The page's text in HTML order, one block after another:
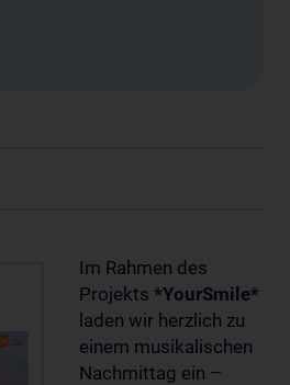
Im Rahmen des
Projekts *YourSmile*
laden wir herzlich zu
einem musikalischen
Nachmittag ein –